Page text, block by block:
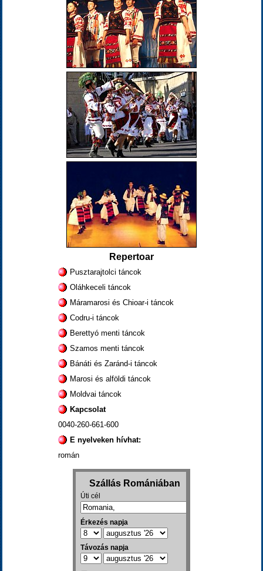
Repertoar
Pusztarajtolci táncok
Oláhkeceli táncok
Máramarosi és Chioar-i táncok
Codru-i táncok
Berettyó menti táncok
Szamos menti táncok
Bánáti és Zaránd-i táncok
Marosi és alföldi táncok
Moldvai táncok
Kapcsolat
0040-260-661-600
E nyelveken hívhat:
román